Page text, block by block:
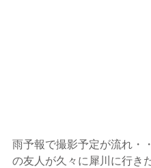
雨予報で撮影予定が流れ・
の友人が久々に犀川に行き